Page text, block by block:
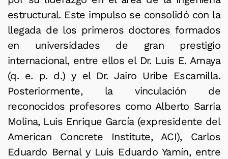
estructural. Este impulso se consolidó con la
llegada de los primeros doctores formados
en universidades de gran prestigio
internacional, entre ellos el Dr. Luis E. Amaya
(q. e. p. d.) y el Dr. Jairo Uribe Escamilla.
Posteriormente, la vinculación de
reconocidos profesores como Alberto Sarria
Molina, Luis Enrique García (expresidente del
American Concrete Institute, ACI), Carlos
Eduardo Bernal y Luis Eduardo Yamín, entre